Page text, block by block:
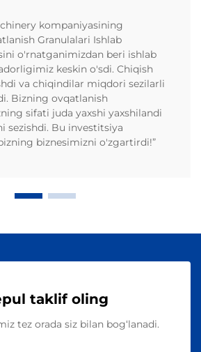
kompaniyasining
Granulalari Ishlab
o'rnatganimizdan beri ishlab
keskin o'sdi. Chiqish
va chiqindilar miqdori sezilarli
Bizning ovqatlanish
sifati juda yaxshi yaxshilandi
sezishdi. Bu investitsiya
biznesimizni o'zgartirdi!”
taklif oling
tez orada siz bilan bog‘lanadi.